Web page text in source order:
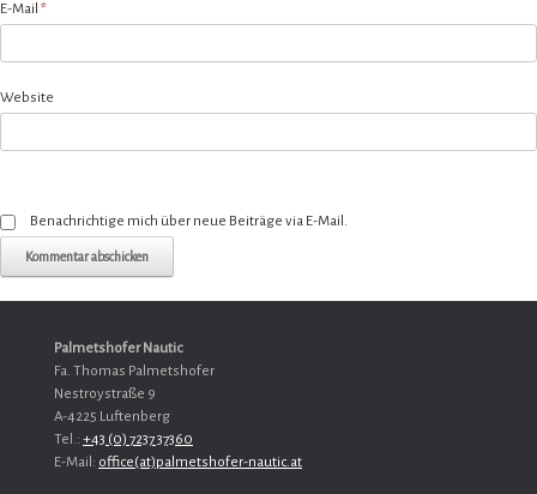
E-Mail *
Website
Benachrichtige mich über neue Beiträge via E-Mail.
Palmetshofer Nautic
Fa. Thomas Palmetshofer
Nestroystraße 9
A-4225 Luftenberg
Tel.: +43 (0) 7237 37360
E-Mail: office(at)palmetshofer-nautic.at